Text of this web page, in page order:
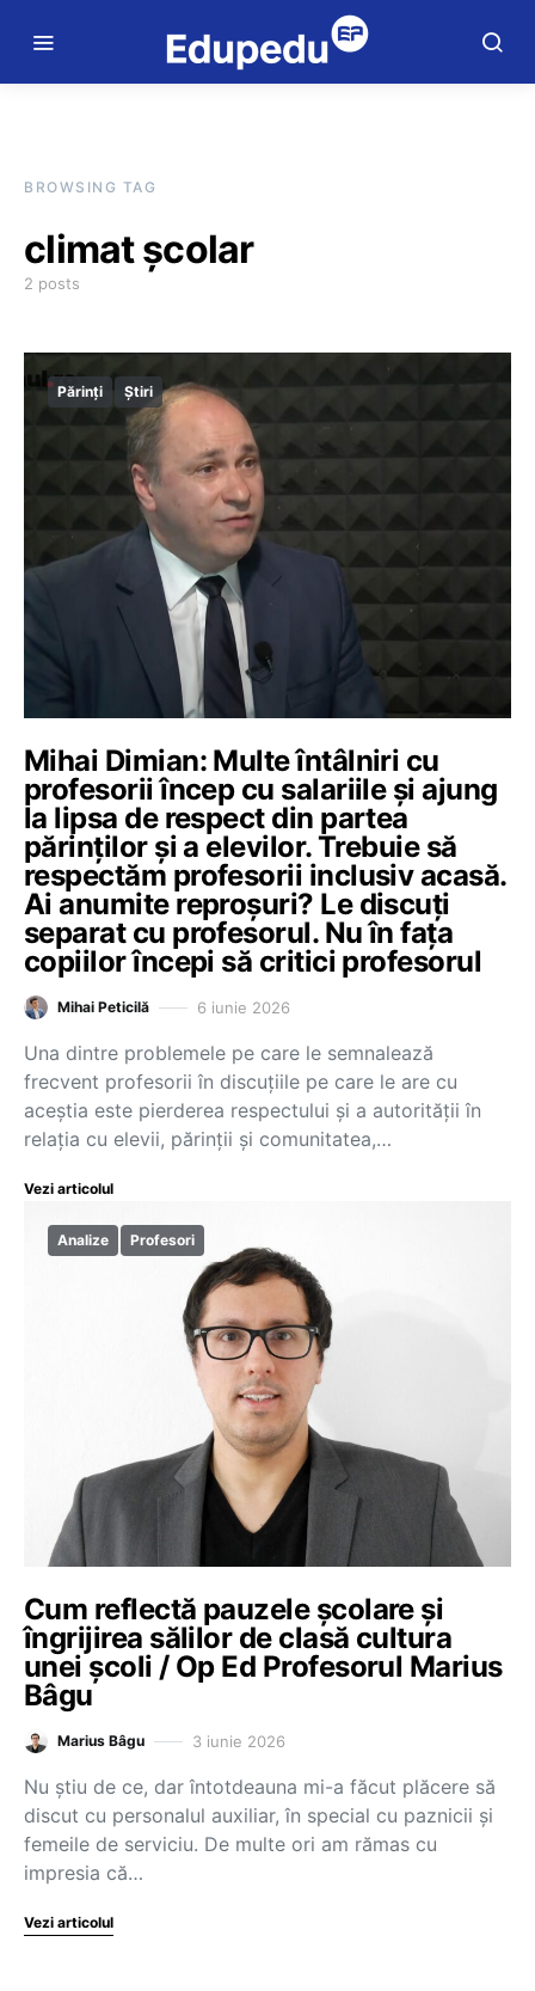
BROWSING TAG
climat școlar
2 posts
Părinți Știri
Mihai Dimian: Multe întâlniri cu
profesorii încep cu salariile și ajung
la lipsa de respect din partea
părinților și a elevilor. Trebuie să
respectăm profesorii inclusiv acasă.
Ai anumite reproșuri? Le discuți
separat cu profesorul. Nu în fața
copiilor începi să critici profesorul
Mihai Peticilă 6 iunie 2026
Una dintre problemele pe care le semnalează
frecvent profesorii în discuțiile pe care le are cu
aceștia este pierderea respectului și a autorității în
relația cu elevii, părinții și comunitatea,…
Vezi articolul
Analize Profesori
Cum reflectă pauzele școlare și
îngrijirea sălilor de clasă cultura
unei școli / Op Ed Profesorul Marius
Bâgu
Marius Bâgu 3 iunie 2026
Nu știu de ce, dar întotdeauna mi-a făcut plăcere să
discut cu personalul auxiliar, în special cu paznicii și
femeile de serviciu. De multe ori am rămas cu
impresia că…
Vezi articolul